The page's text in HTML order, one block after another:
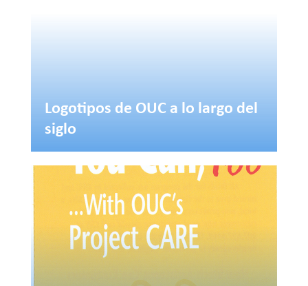
Logotipos de OUC a lo largo del
siglo